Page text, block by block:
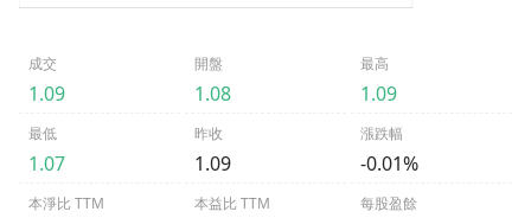
成交
1.09
開盤
1.08
最高
1.09
最低
1.07
昨收
1.09
漲跌幅
-0.01%
本淨比 TTM 本益比 TTM 每股盈餘